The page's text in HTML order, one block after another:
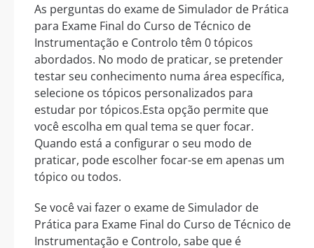
As perguntas do exame de Simulador de Prática
para Exame Final do Curso de Técnico de
Instrumentação e Controlo têm 0 tópicos
abordados. No modo de praticar, se pretender
testar seu conhecimento numa área específica,
selecione os tópicos personalizados para
estudar por tópicos.Esta opção permite que
você escolha em qual tema se quer focar.
Quando está a configurar o seu modo de
praticar, pode escolher focar-se em apenas um
tópico ou todos.
Se você vai fazer o exame de Simulador de
Prática para Exame Final do Curso de Técnico de
Instrumentação e Controlo, sabe que é